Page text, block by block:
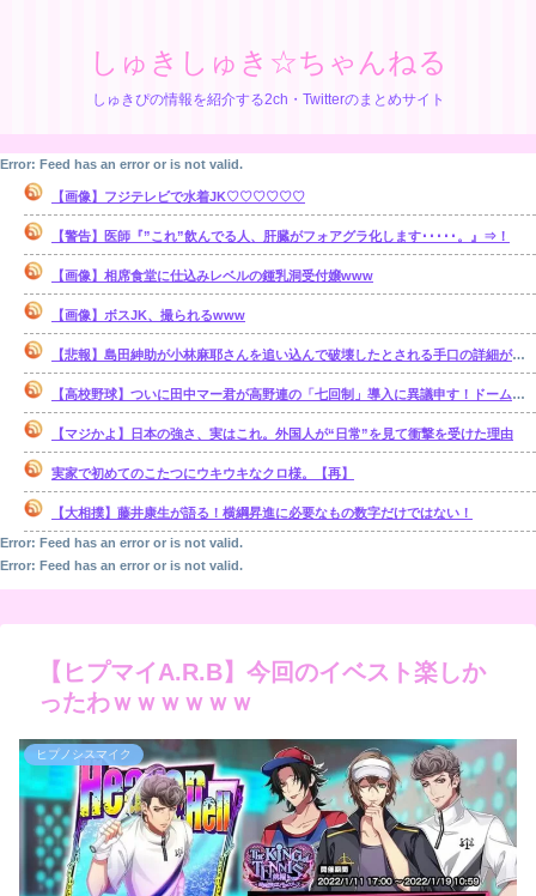
しゅきしゅき☆ちゃんねる
しゅきぴの情報を紹介する2ch・Twitterのまとめサイト
Error: Feed has an error or is not valid.
【画像】フジテレビで水着JK♡♡♡♡♡♡
【警告】医師『”これ”飲んでる人、肝臓がフォアグラ化します･････。』⇒！
【画像】相席食堂に仕込みレベルの鍾乳洞受付嬢www
【画像】ボスJK、撮られるwww
【悲報】島田紳助が小林麻耶さんを追い込んで破壊したとされる手口の詳細が明らかに･･････！！
【高校野球】ついに田中マー君が高野連の「七回制」導入に異議申す！ドーム球場でやれ
【マジかよ】日本の強さ、実はこれ。外国人が“日常”を見て衝撃を受けた理由
実家で初めてのこたつにウキウキなクロ様。【再】
【大相撲】藤井康生が語る！横綱昇進に必要なもの数字だけではない！
Error: Feed has an error or is not valid.
Error: Feed has an error or is not valid.
【ヒプマイA.R.B】今回のイベスト楽しか
ったわｗｗｗｗｗｗ
ヒプノシスマイク